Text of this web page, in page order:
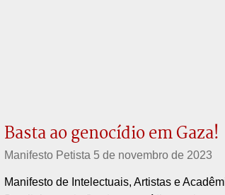
Basta ao genocídio em Gaza!
Manifesto Petista 5 de novembro de 2023
Manifesto de Intelectuais, Artistas e